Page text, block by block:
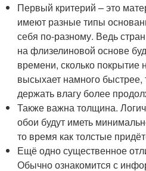
Первый критерий – это
имеют разные типы
себя по-разному. Ведь
на флизелиновой основе
времени, сколько
высыхает намного быстрее,
держать влагу более
Также важна толщина.
обои будут иметь
то время как толстые
Ещё одно существенное
Обычно ознакомится с